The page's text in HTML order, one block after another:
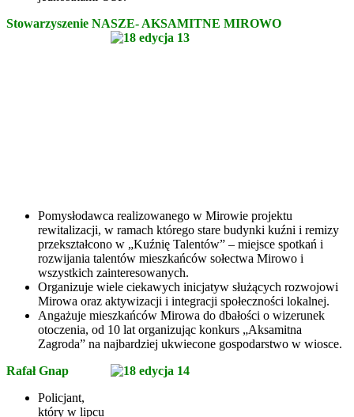
Stowarzyszenie NASZE- AKSAMITNE MIROWO
Pomysłodawca realizowanego w Mirowie projektu
rewitalizacji, w ramach którego stare budynki kuźni i remizy
przekształcono w „Kuźnię Talentów” – miejsce spotkań i
rozwijania talentów mieszkańców sołectwa Mirowo i
wszystkich zainteresowanych.
Organizuje wiele ciekawych inicjatyw służących rozwojowi
Mirowa oraz aktywizacji i integracji społeczności lokalnej.
Angażuje mieszkańców Mirowa do dbałości o wizerunek
otoczenia, od 10 lat organizując konkurs „Aksamitna
Zagroda” na najbardziej ukwiecone gospodarstwo w wiosce.
Rafał Gnap
Policjant,
który w lipcu